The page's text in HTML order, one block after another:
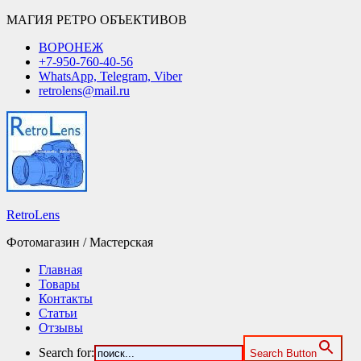
МАГИЯ РЕТРО ОБЪЕКТИВОВ
ВОРОНЕЖ
+7-950-760-40-56
WhatsApp, Telegram, Viber
retrolens@mail.ru
RetroLens
Фотомагазин / Мастерская
Главная
Товары
Контакты
Статьи
Отзывы
Search for:
Search Button